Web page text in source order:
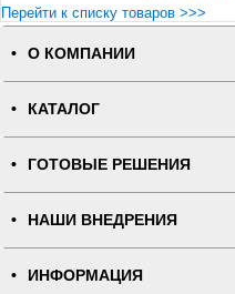
Перейти к списку товаров >>>
О КОМПАНИИ
КАТАЛОГ
ГОТОВЫЕ РЕШЕНИЯ
НАШИ ВНЕДРЕНИЯ
ИНФОРМАЦИЯ